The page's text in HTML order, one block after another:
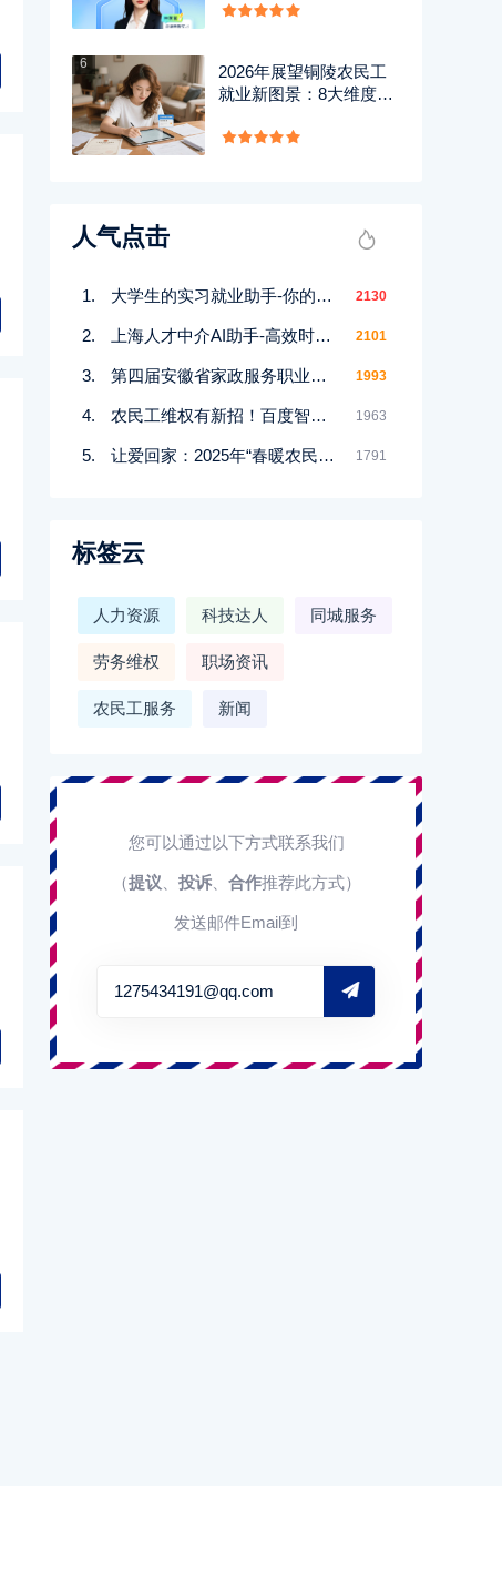
6
2026年展望铜陵农民工
就业新图景：8大维度重
人气点击
大学生的实习就业助手-你的职场“神器”上线啦！ 2130
上海人才中介AI助手-高效时代的智能助手 2101
第四届安徽省家政服务职业技能大赛圆满落幕：推动行业发展新高度 1993
农民工维权有新招！百度智能体“农民工服务”AI机器人助力权益保障 1963
让爱回家：2025年“春暖农民工”免费高铁活动温暖启程 1791
标签云
人力资源 科技达人 同城服务
劳务维权 职场资讯
农民工服务 新闻
您可以通过以下方式联系我们
（提议 投诉、 合作推荐此方式）
发送邮件Email到
1275434191@qq.com